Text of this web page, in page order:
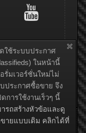
ใช้ระบบประกาศ
ในหน้านี้
รั่มเวอร์ชั่นใหม่ไม่
ประกาศซื้อขาย จึง
การใช้งานเร็วๆ นี้
รถสร้างหัวข้อและดู
ายแบบเดิม คลิกได้ที่
อ หน้าแรก ขึ้นบน